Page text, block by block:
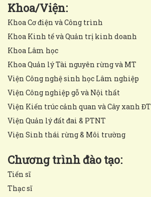
Khoa/Viện:
Khoa Cơ điện và Công trình
Khoa Kinh tế và Quản trị kinh doanh
Khoa Lâm học
Khoa Quản lý Tài nguyên rừng và MT
Viện Công nghệ sinh học Lâm nghiệp
Viện Công nghiệp gỗ và Nội thất
Viện Kiến trúc cảnh quan và Cây xanh ĐT
Viện Quản lý đất đai & PTNT
Viện Sinh thái rừng & Môi trường
Chương trình đào tạo:
Tiến sĩ
Thạc sĩ